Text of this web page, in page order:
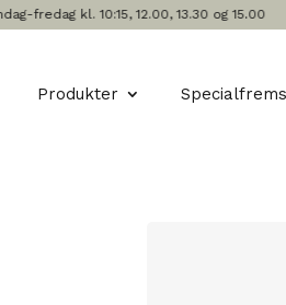
kl. 10:15, 12.00, 13.30 og 15.00
Produkter